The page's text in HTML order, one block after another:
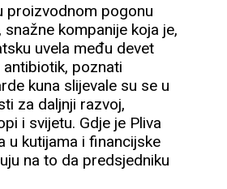
proizvodnom pogonu
kompanije koja je,
uvela među devet
poznati
kuna slijevale su se u
za daljnji razvoj,
i svijetu. Gdje je Pliva
u kutijama i financijske
na to da predsjedniku